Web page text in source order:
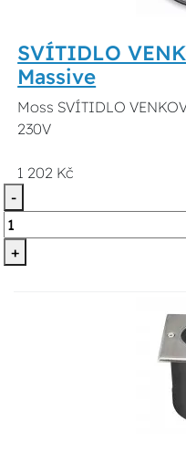
SVÍTIDLO
Massive
Moss SVÍTIDLO
230V
1 202 Kč
-
+